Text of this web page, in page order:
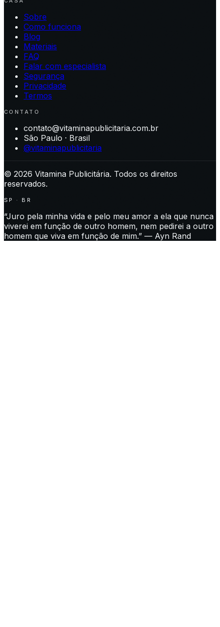
Sobre
Como funciona
Blog
Materiais
FAQ
Falar com especialista
Segurança
Privacidade
Termos
CONTATO
contato@vitaminapublicitaria.com.br
São Paulo · Brasil
@vitaminapublicitaria
© 2026 Vitamina Publicitária. Todos os direitos
reservados.
SP · BR
“Juro pela minha vida e pelo meu amor a ela que nunca
viverei em função de outro homem, nem pedirei a outro
homem que viva em função de mim.” — Ayn Rand